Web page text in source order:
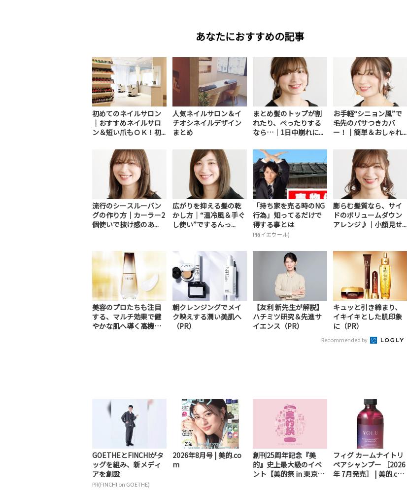
あなたにおすすめの記事
初めてのネイルサロン
｜おすすめネイルサロ
ン＆短い爪もＯＫ！初...
人気ネイルサロン＆イ
チオシネイルデザイン
まとめ
まとめ髪のトップが割
れたり、ぺったりする
なら…｜1日中崩れに...
お手軽“シニョン風”で
毛先のパサつきカバ
ー！｜簡単＆おしゃれ...
流行のシースルーバン
グの作り方｜カーラー2
個使いで抜け感のあ...
広がりを抑える髪の乾
かし方｜“温冷風＆手ぐ
し使い”でするんっ...
「持ち家を売る時のNG
行為」知ってるだけで
得する事とは
PR(イエウール)
膨らむ髪質なら、サイ
ドのボリュームダウン
アレンジ♪｜小顔見せ...
美容のプロたちも注目
する、マルチ効果で健
やかな肌へ導く高機能
朝クレンジングでメイ
ク映えする潤い美肌へ
（PR）
【友利 新先生が解説】
ハチミツ研究＆先進サ
イエンス（PR）
キュッと引き締まり、
イキイキとした肌印象
に（PR）
Recommended by
GOETHEとFINCHIがタ
ッグを組み、新メディ
アを創設
PR(FINCHI on GOETHE)
2026年8月号 | 美的.co
m
創刊25周年記念『美
的』史上最大級のイベ
ント【美的祭 in 東京ミ
フィグ カームナイトリ
ペアシャンプー ［2026
年 7月発売］ | 美的.co